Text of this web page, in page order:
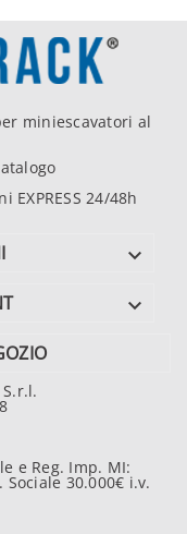
miniescavatori al
EXPRESS 24/48h


e Reg. Imp. MI:
Sociale 30.000€ i.v.